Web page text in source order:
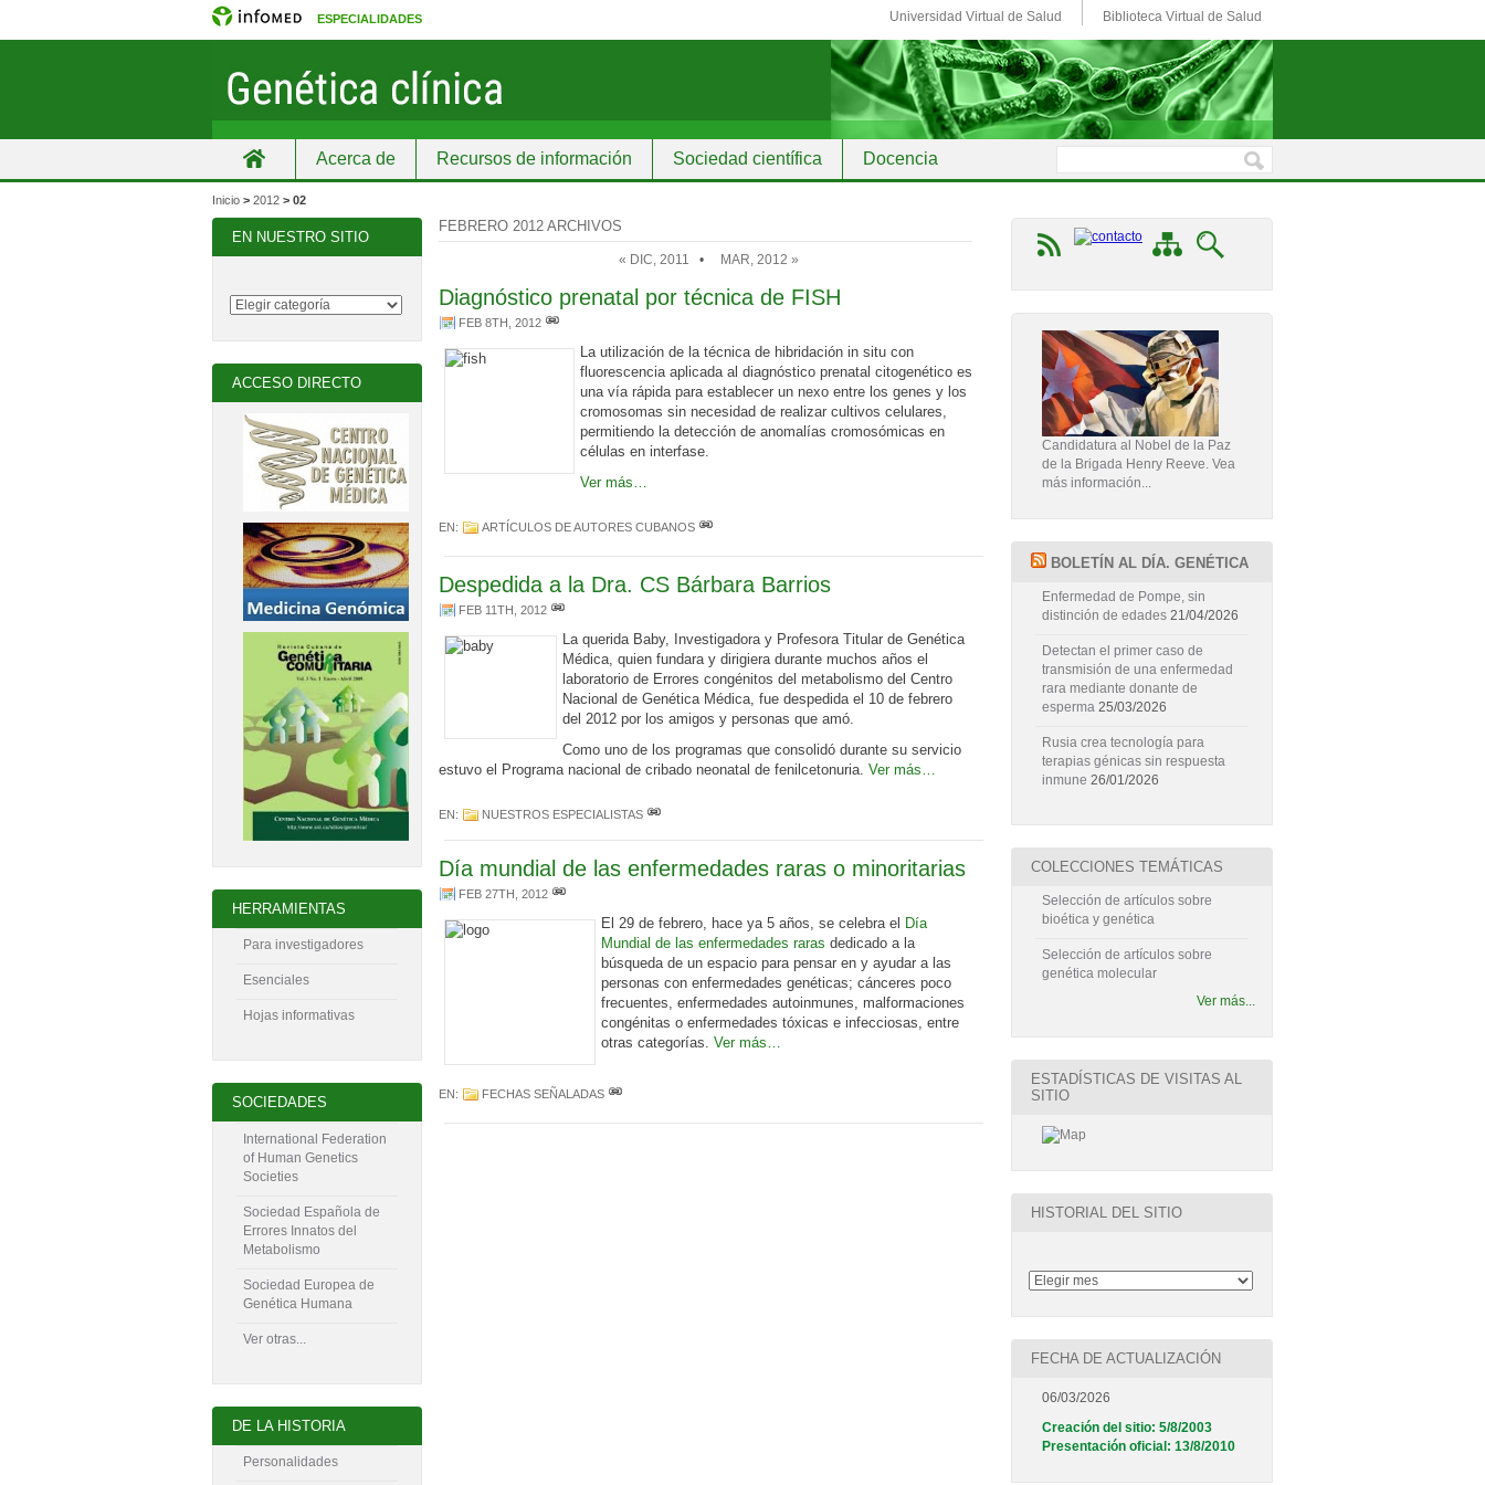
ESPECIALIDADES Universidad Virtual de Salud Biblioteca Virtual de Salud
Acerca de Recursos de información Sociedad científica Docencia
Inicio > 2012 > 02
FEBRERO 2012 ARCHIVOS
« DIC, 2011 • MAR, 2012 »
Diagnóstico prenatal por técnica de FISH
FEB 8TH, 2012
La utilización de la técnica de hibridación in situ con
fluorescencia aplicada al diagnóstico prenatal citogenético es
una vía rápida para establecer un nexo entre los genes y los
cromosomas sin necesidad de realizar cultivos celulares,
permitiendo la detección de anomalías cromosómicas en
células en interfase.
Ver más…
EN: ARTÍCULOS DE AUTORES CUBANOS
Despedida a la Dra. CS Bárbara Barrios
FEB 11TH, 2012
La querida Baby, Investigadora y Profesora Titular de Genética
Médica, quien fundara y dirigiera durante muchos años el
laboratorio de Errores congénitos del metabolismo del Centro
Nacional de Genética Médica, fue despedida el 10 de febrero
del 2012 por los amigos y personas que amó.
Como uno de los programas que consolidó durante su servicio
estuvo el Programa nacional de cribado neonatal de fenilcetonuria. Ver más…
EN: NUESTROS ESPECIALISTAS
Día mundial de las enfermedades raras o minoritarias
FEB 27TH, 2012
El 29 de febrero, hace ya 5 años, se celebra el Día
Mundial de las enfermedades raras dedicado a la
búsqueda de un espacio para pensar en y ayudar a las
personas con enfermedades genéticas; cánceres poco
frecuentes, enfermedades autoinmunes, malformaciones
congénitas o enfermedades tóxicas e infecciosas, entre
otras categorías. Ver más…
EN: FECHAS SEÑALADAS
EN NUESTRO SITIO
ACCESO DIRECTO
HERRAMIENTAS
Para investigadores
Esenciales
Hojas informativas
SOCIEDADES
International Federation
of Human Genetics
Societies
Sociedad Española de
Errores Innatos del
Metabolismo
Sociedad Europea de
Genética Humana
Ver otras...
DE LA HISTORIA
Personalidades
Candidatura al Nobel de la Paz
de la Brigada Henry Reeve. Vea
más información...
BOLETÍN AL DÍA. GENÉTICA
Enfermedad de Pompe, sin
distinción de edades 21/04/2026
Detectan el primer caso de
transmisión de una enfermedad
rara mediante donante de
esperma 25/03/2026
Rusia crea tecnología para
terapias génicas sin respuesta
inmune 26/01/2026
COLECCIONES TEMÁTICAS
Selección de artículos sobre
bioética y genética
Selección de artículos sobre
genética molecular
Ver más...
ESTADÍSTICAS DE VISITAS AL
SITIO
HISTORIAL DEL SITIO
FECHA DE ACTUALIZACIÓN
06/03/2026
Creación del sitio: 5/8/2003
Presentación oficial: 13/8/2010